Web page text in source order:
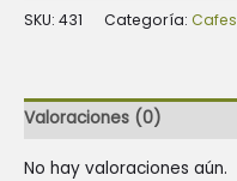
SKU: 431 Categoría: Cafes
Valoraciones (0)
No hay valoraciones aún.